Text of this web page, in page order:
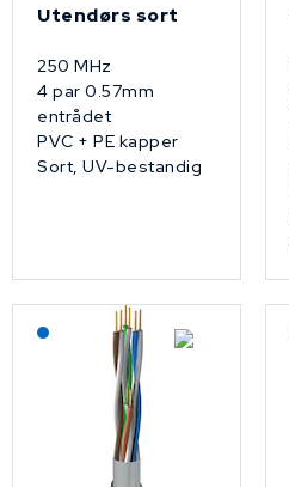
Utendørs sort
250 MHz
4 par 0.57mm
entrådet
PVC + PE kapper
Sort, UV-bestandig
Lagerført: NEK Kabel